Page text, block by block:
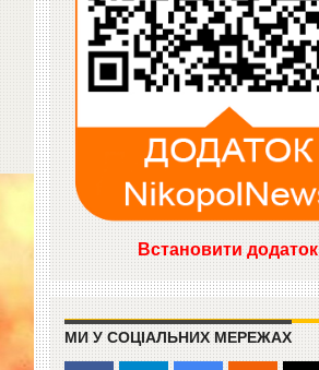
Встановити додаток
МИ У СОЦІАЛЬНИХ МЕРЕЖАХ